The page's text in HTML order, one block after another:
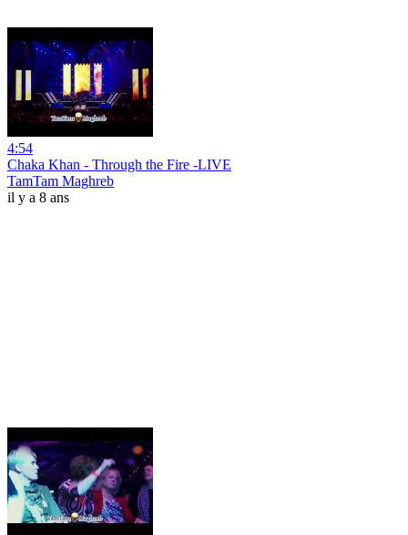
4:54
Chaka Khan - Through the Fire -LIVE
TamTam Maghreb
il y a 8 ans